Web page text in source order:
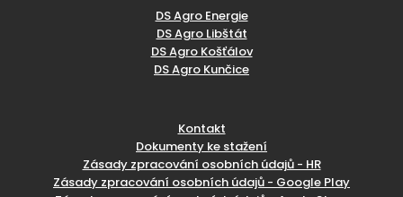
DS Agro Energie
DS Agro Libštát
DS Agro Košťálov
DS Agro Kunčice
Kontakt
Dokumenty ke stažení
Zásady zpracování osobních údajů - HR
Zásady zpracování osobních údajů - Google Play